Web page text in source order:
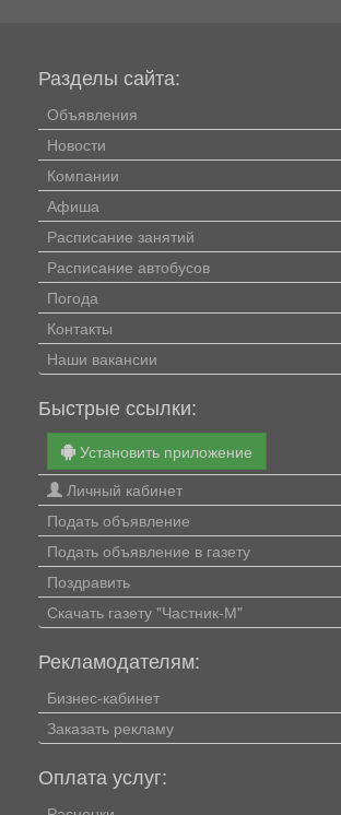
Разделы сайта:
Объявления
Новости
Компании
Афиша
Расписание занятий
Расписание автобусов
Погода
Контакты
Наши вакансии
Быстрые ссылки:
Установить приложение
Личный кабинет
Подать объявление
Подать объявление в газету
Поздравить
Скачать газету "Частник-М"
Рекламодателям:
Бизнес-кабинет
Заказать рекламу
Оплата услуг: